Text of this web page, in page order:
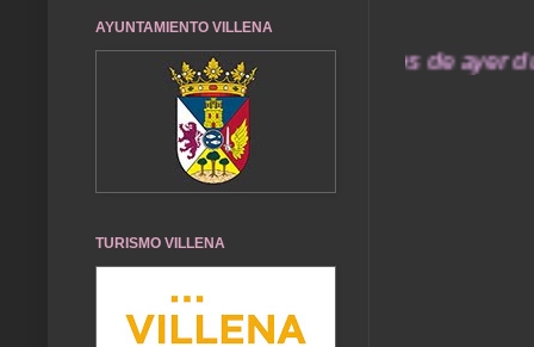
... Nuestros recuerdos de ayer durarán
AYUNTAMIENTO VILLENA
TURISMO VILLENA